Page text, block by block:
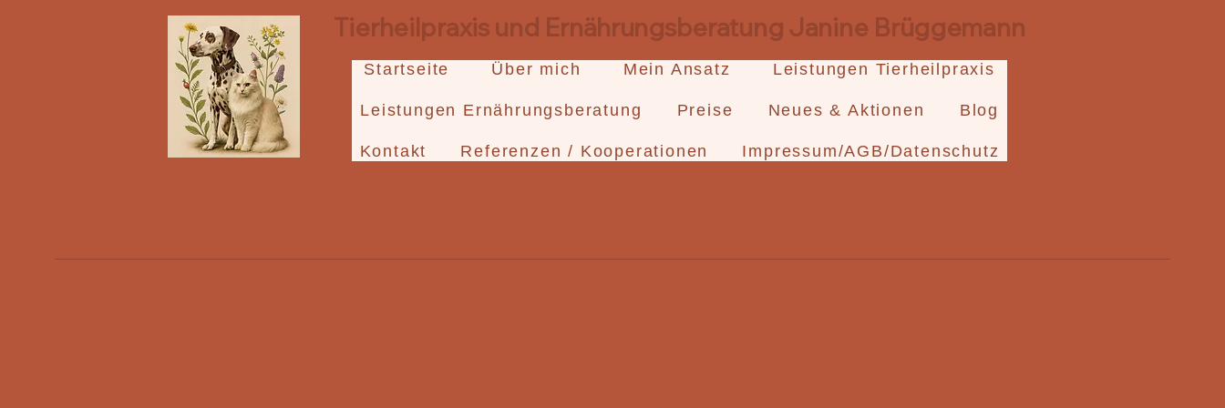
Tierheilpraxis und Ernährungsberatung Janine Brüggemann
Startseite Über mich Mein Ansatz Leistungen Tierheilpraxis
Leistungen Ernährungsberatung Preise Neues & Aktionen Blog
Kontakt Referenzen / Kooperationen Impressum/AGB/Datenschutz